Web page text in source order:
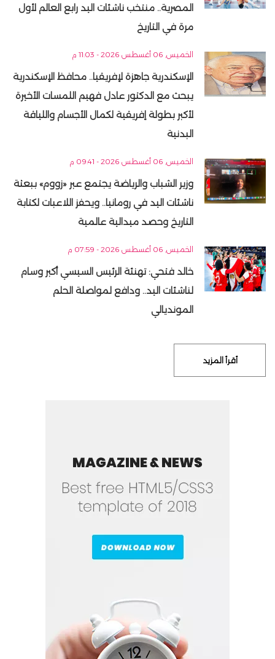
المصرية.. منتخب ناشئات اليد رابع العالم لأول
مرة في التاريخ
الخميس, 06 أغسطس 2026 - 11:03 م
الإسكندرية جاهزة لإفريقيا.. محافظ الإسكندرية
يبحث مع الدكتور عادل فهيم اللمسات الأخيرة
لأكبر بطولة إفريقية لكمال الأجسام واللياقة
البدنية
الخميس, 06 أغسطس 2026 - 09:41 م
وزير الشباب والرياضة يجتمع عبر «زووم» ببعثة
ناشئات اليد في رومانيا.. ويحفز اللاعبات لكتابة
التاريخ وحصد ميدالية عالمية
الخميس, 06 أغسطس 2026 - 07:59 م
خالد فتحي: تهنئة الرئيس السيسي أكبر وسام
لناشئات اليد.. ودافع لمواصلة الحلم
المونديالي
أقرأ المزيد